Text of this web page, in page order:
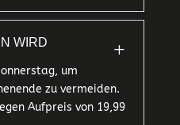
WIRD
L
um
zu vermeiden.
Aufpreis von 19,99